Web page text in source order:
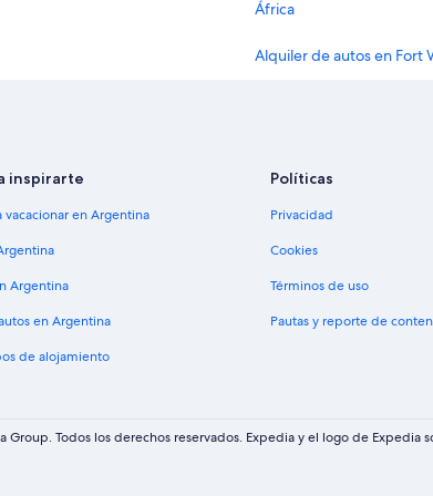
África
Alquiler de autos en Fort
Alquiler de autos en
Alquiler de autos en
Agencia de alquiler de
inspirarte
vacacionar en Argentina
Argentina
en Argentina
de alojamiento
Políticas
Privacidad
Cookies
Términos de uso
Pautas y reporte de
Todos los derechos reservados. Expedia y el logo de Expedia